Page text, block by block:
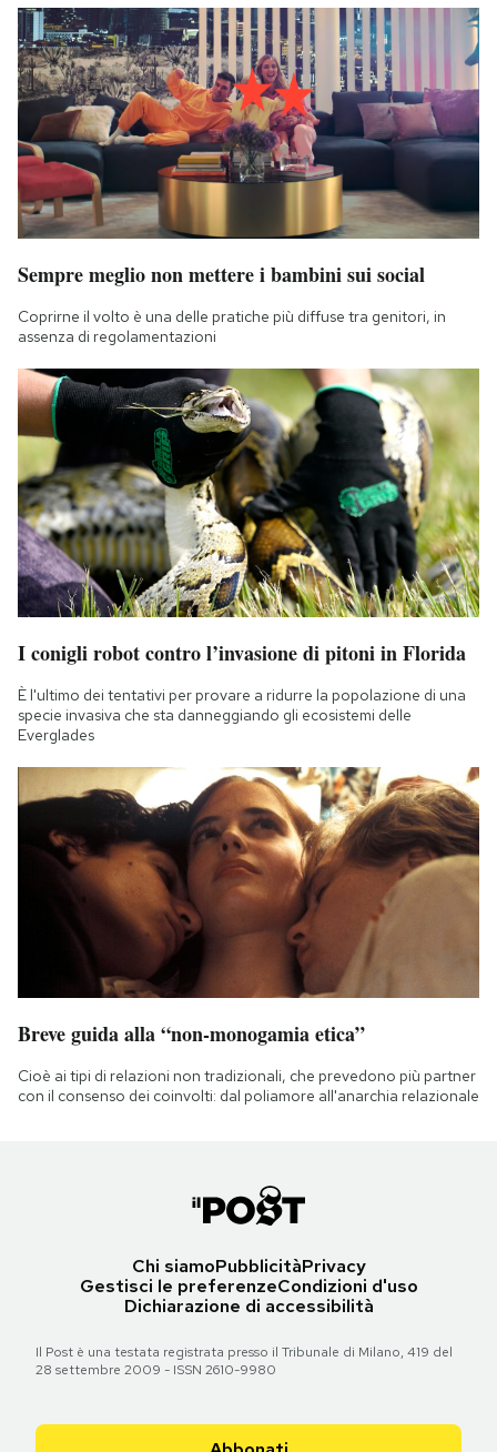
Sempre meglio non mettere i bambini sui social
Coprirne il volto è una delle pratiche più diffuse tra genitori, in
assenza di regolamentazioni
I conigli robot contro l’invasione di pitoni in Florida
È l'ultimo dei tentativi per provare a ridurre la popolazione di una
specie invasiva che sta danneggiando gli ecosistemi delle
Everglades
Breve guida alla “non-monogamia etica”
Cioè ai tipi di relazioni non tradizionali, che prevedono più partner
con il consenso dei coinvolti: dal poliamore all'anarchia relazionale
Chi siamoPubblicitàPrivacy
Gestisci le preferenzeCondizioni d'uso
Dichiarazione di accessibilità
Il Post è una testata registrata presso il Tribunale di Milano, 419 del
28 settembre 2009 - ISSN 2610-9980